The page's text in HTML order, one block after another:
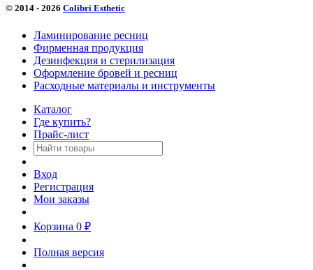
© 2014 - 2026 Colibri Esthetic
Ламинирование ресниц
Фирменная продукция
Дезинфекция и стерилизация
Оформление бровей и ресниц
Расходные материалы и инструменты
Каталог
Где купить?
Прайс-лист
Вход
Регистрация
Мои заказы
Корзина 0 ₽
Полная версия